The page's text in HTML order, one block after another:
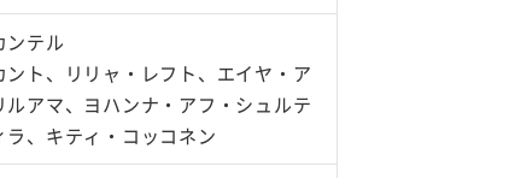
ンテル
ト、リリャ・レフト、エイヤ・ア
アマ、ヨハンナ・アフ・シュルテ
、キティ・コッコネン